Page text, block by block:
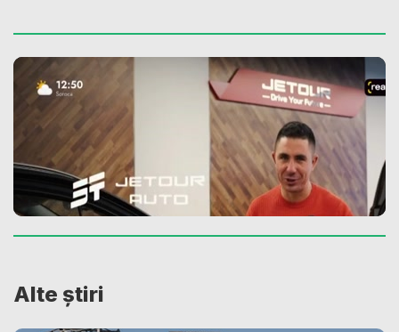
Alte știri